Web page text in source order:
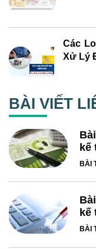
Các
Xử Lý
BÀI VIẾT
kế
BÀI
kế
BÀI